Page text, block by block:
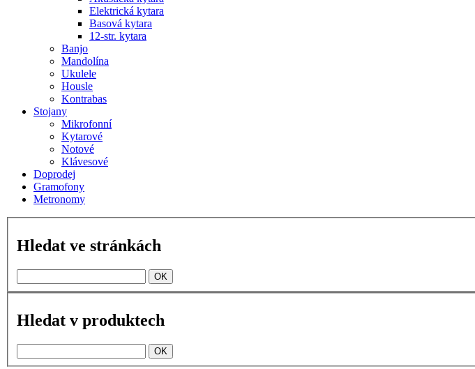
Elektrická kytara
Basová kytara
12-str. kytara
Banjo
Mandolína
Ukulele
Housle
Kontrabas
Stojany
Mikrofonní
Kytarové
Notové
Klávesové
Doprodej
Gramofony
Metronomy
Hledat ve stránkách
Hledat v produktech